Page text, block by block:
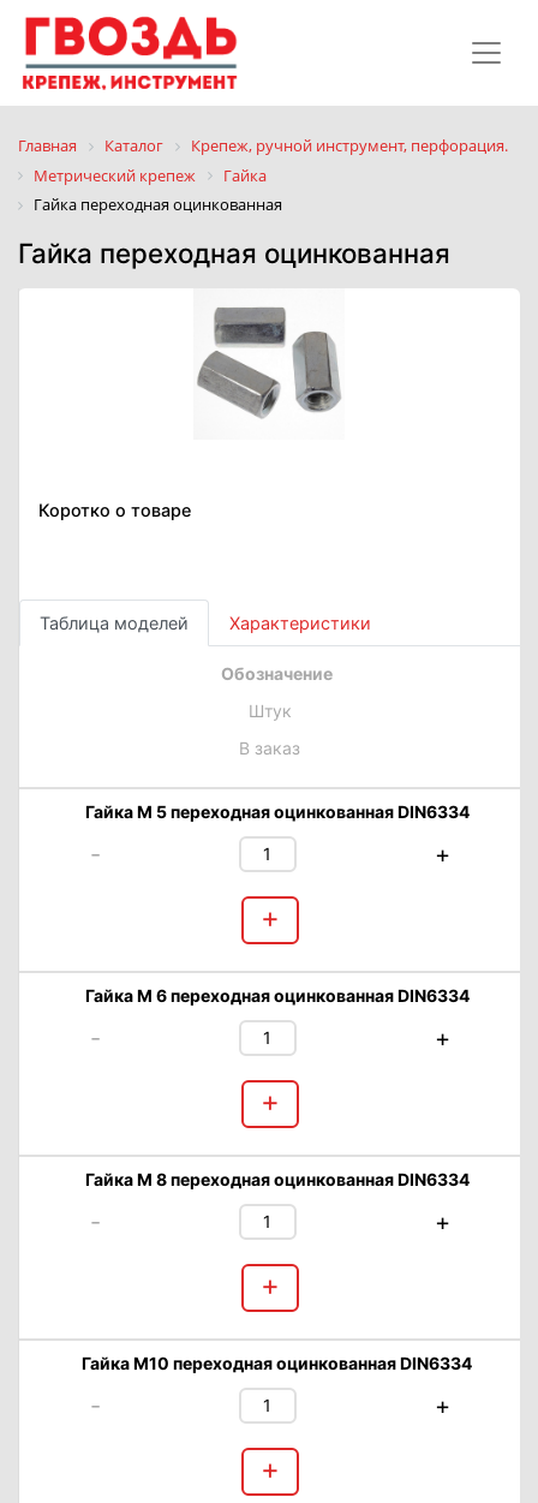
Главная Каталог
Крепеж, ручной инструмент, перфорация.
Метрический крепеж
Гайка
Гайка переходная оцинкованная
Гайка переходная оцинкованная
Коротко о товаре
Таблица моделей Характеристики
Обозначение
Штук
В заказ
Гайка М 5 переходная оцинкованная DIN6334
- +
+
Гайка М 6 переходная оцинкованная DIN6334
- +
+
Гайка М 8 переходная оцинкованная DIN6334
- +
+
Гайка М10 переходная оцинкованная DIN6334
- +
+